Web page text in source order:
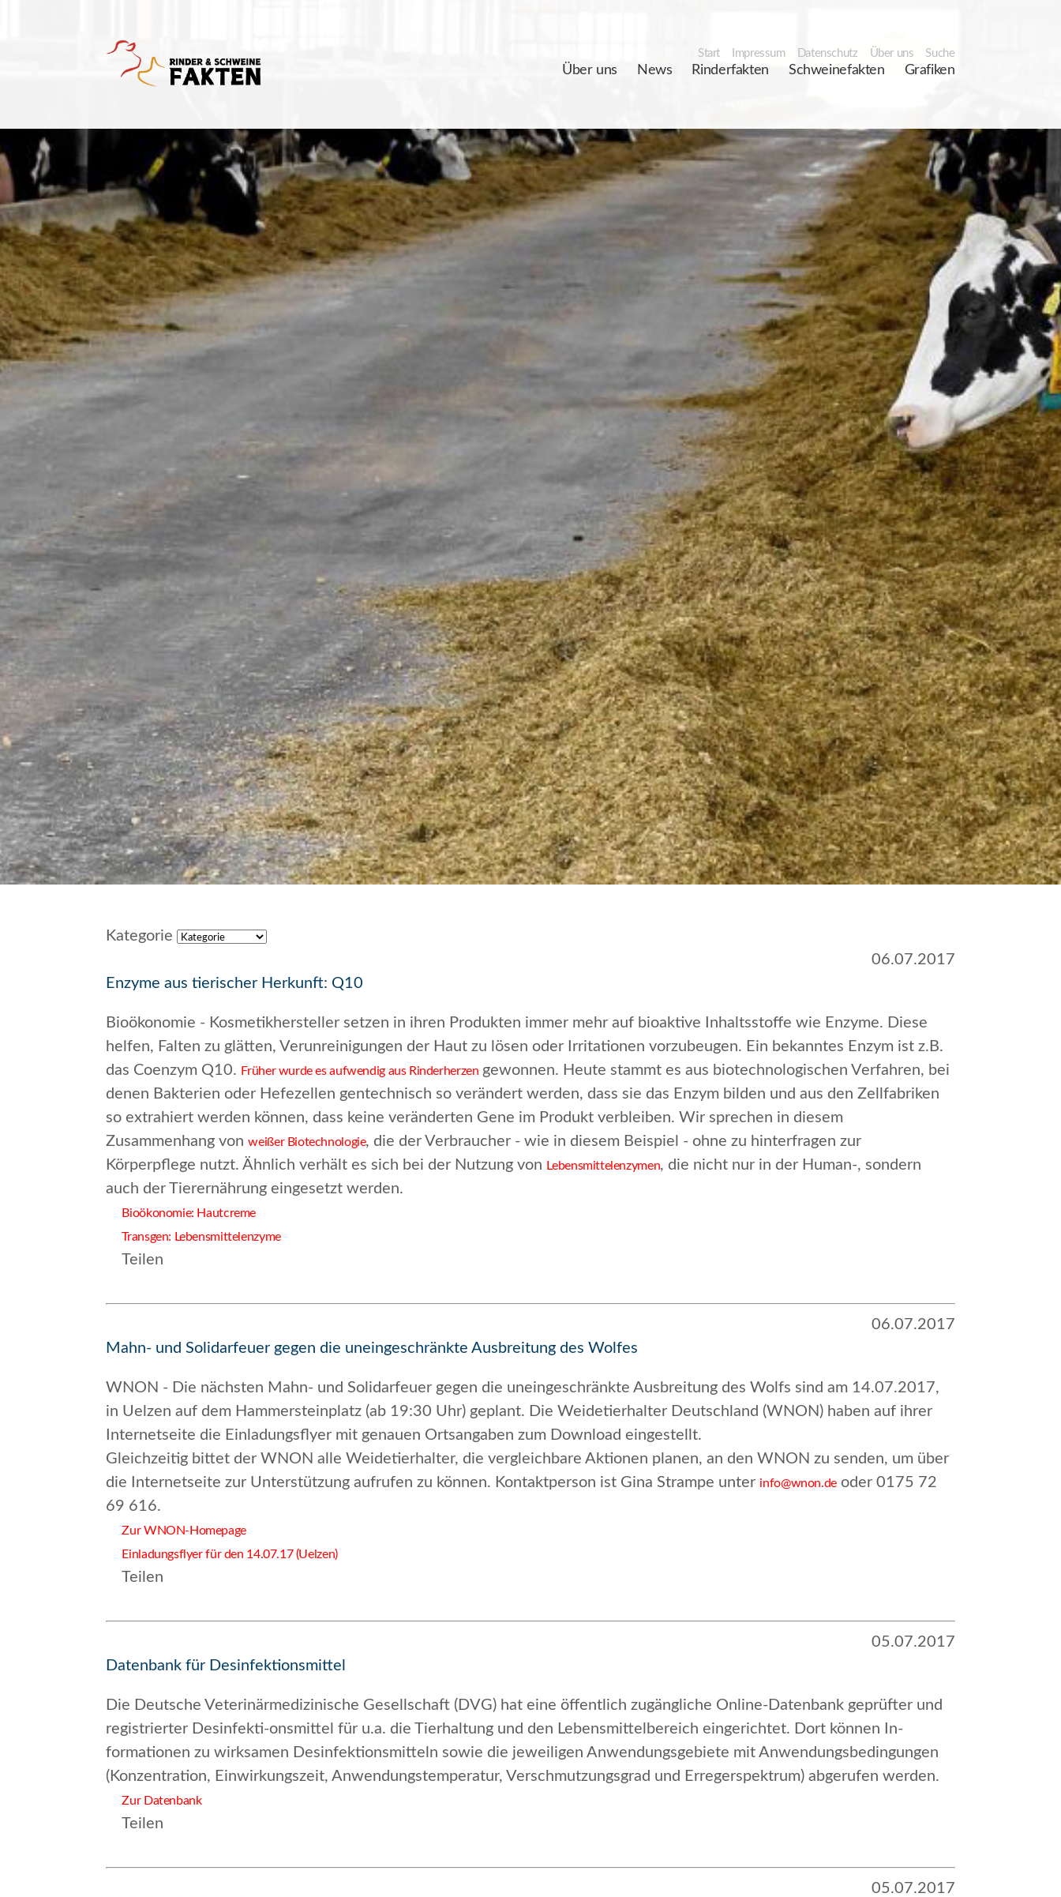
Start Impressum Datenschutz Über uns Suche
Über uns News Rinderfakten Schweinefakten Grafiken
Kategorie
06.07.2017
Enzyme aus tierischer Herkunft: Q10
Bioökonomie - Kosmetikhersteller setzen in ihren Produkten immer mehr auf bioaktive Inhaltsstoffe wie Enzyme. Diese
helfen, Falten zu glätten, Verunreinigungen der Haut zu lösen oder Irritationen vorzubeugen. Ein bekanntes Enzym ist z.B.
das Coenzym Q10. Früher wurde es aufwendig aus Rinderherzen gewonnen. Heute stammt es aus biotechnologischen Verfahren, bei
denen Bakterien oder Hefezellen gentechnisch so verändert werden, dass sie das Enzym bilden und aus denZellfabriken
so extrahiert werden können, dass keine veränderten Gene im Produkt verbleiben. Wir sprechen in diesem
Zusammenhang vonweißer Biotechnologie, die der Verbraucher - wie in diesem Beispiel - ohne zu hinterfragen zur
Körperpflege nutzt. Ähnlich verhält es sich bei der Nutzung von Lebensmittelenzymen, die nicht nur in der Human-, sondern
auch der Tierernährung eingesetzt werden.
Bioökonomie: Hautcreme
Transgen: Lebensmittelenzyme
Teilen
06.07.2017
Mahn- und Solidarfeuer gegen die uneingeschränkte Ausbreitung des Wolfes
WNON - Die nächsten Mahn- und Solidarfeuer gegen die uneingeschränkte Ausbreitung des Wolfs sind am 14.07.2017,
in Uelzen auf dem Hammersteinplatz (ab 19:30 Uhr) geplant. DieWeidetierhalter Deutschland (WNON) haben auf ihrer
Internetseite die Einladungsflyer mit genauen Ortsangaben zum Download eingestellt.
Gleichzeitig bittet der WNON alle Weidetierhalter, die vergleichbare Aktionen planen, an den WNON zu senden, um über
die Internetseite zur Unterstützung aufrufen zu können. Kontaktperson ist Gina Strampe unter info@wnon.deoder 0175 72
69 616.
Zur WNON-Homepage
Einladungsflyer für den 14.07.17 (Uelzen)
Teilen
05.07.2017
Datenbank für Desinfektionsmittel
Die Deutsche Veterinärmedizinische Gesellschaft (DVG) hat eine öffentlich zugängliche Online-Datenbank geprüfter und
registrierter Desinfekti-onsmittel für u.a. die Tierhaltung und den Lebensmittelbereich eingerichtet. Dort können In-
formationen zu wirksamen Desinfektionsmitteln sowie die jeweiligen Anwendungsgebiete mit Anwendungsbedingungen
(Konzentration, Einwirkungszeit, Anwendungstemperatur, Verschmutzungsgrad und Erregerspektrum) abgerufen werden.
Zur Datenbank
Teilen
05.07.2017